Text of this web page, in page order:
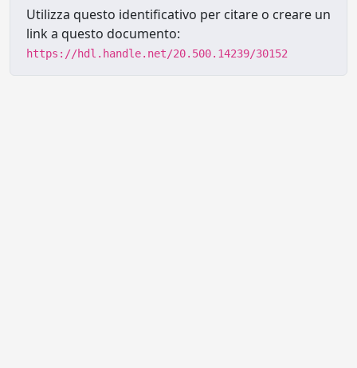
Utilizza questo identificativo per citare o creare un
link a questo documento:
https://hdl.handle.net/20.500.14239/30152